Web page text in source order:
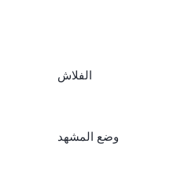
الفلاش
وضع المشهد